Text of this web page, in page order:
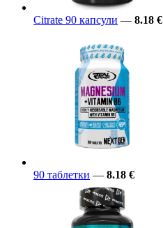
Citrate 90 капсули — 8.18 €
90 таблетки — 8.18 €